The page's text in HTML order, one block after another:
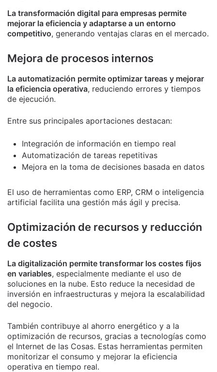
La transformación digital para empresas permite
mejorar la eficiencia y adaptarse a un entorno
competitivo, generando ventajas claras en el mercado.
Mejora de procesos internos
La automatización permite optimizar tareas y mejorar
la eficiencia operativa, reduciendo errores y tiempos
de ejecución.
Entre sus principales aportaciones destacan:
Integración de información en tiempo real
Automatización de tareas repetitivas
Mejora en la toma de decisiones basada en datos
El uso de herramientas como ERP, CRM o inteligencia
artificial facilita una gestión más ágil y precisa.
Optimización de recursos y reducción
de costes
La digitalización permite transformar los costes fijos
en variables, especialmente mediante el uso de
soluciones en la nube. Esto reduce la necesidad de
inversión en infraestructuras y mejora la escalabilidad
del negocio.
También contribuye al ahorro energético y a la
optimización de recursos, gracias a tecnologías como
el Internet de las Cosas. Estas herramientas permiten
monitorizar el consumo y mejorar la eficiencia
operativa en tiempo real.